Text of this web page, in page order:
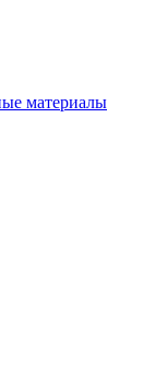
материалы